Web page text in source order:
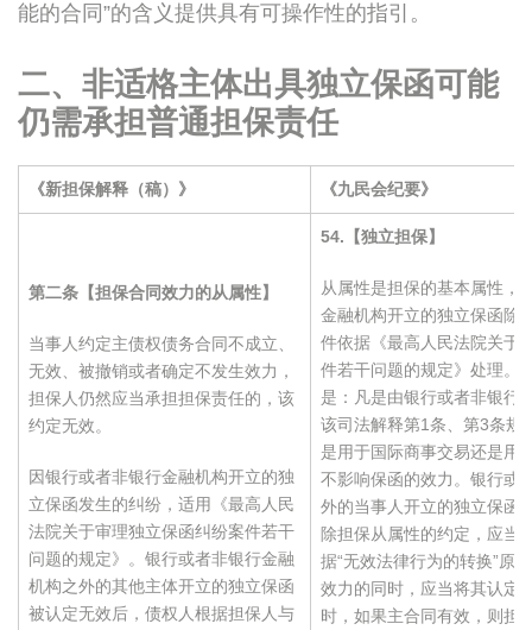
能的合同”的含义提供具有可操作性的指引。
二、非适格主体出具独立保函可能
仍需承担普通担保责任
《新担保解释（稿）》 《九民会纪要》
第二条【担保合同效力的从属性】
当事人约定主债权债务合同不成立、
无效、被撤销或者确定不发生效力，
担保人仍然应当承担担保责任的，该
约定无效。
因银行或者非银行金融机构开立的独
立保函发生的纠纷，适用《最高人民
法院关于审理独立保函纠纷案件若干
问题的规定》。银行或者非银行金融
机构之外的其他主体开立的独立保函
被认定无效后，债权人根据担保人与
54. 【独立担保】
从属性是担保的基本属性，
金融机构开立的独立保函除
件依据《最高人民法院关于
件若干问题的规定》处理。
是：凡是由银行或者非银行
该司法解释第1条、第3条规
是用于国际商事交易还是用
不影响保函的效力。银行或
外的当事人开立的独立保函
除担保从属性的约定，应当
据“无效法律行为的转换”原
效力的同时，应当将其认定
时，如果主合同有效，则担